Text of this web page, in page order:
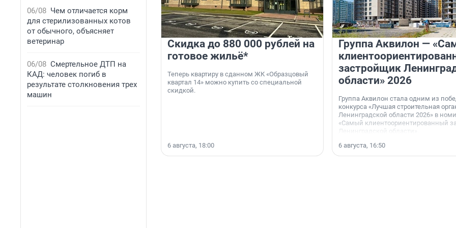
06/08 Чем отличается корм
для стерилизованных котов
от обычного, объясняет
ветеринар
06/08 Смертельное ДТП на
КАД: человек погиб в
результате столкновения трех
машин
Скидка до 880 000 рублей на
готовое жильё*
Теперь квартиру в сданном ЖК «Образцовый
квартал 14» можно купить со специальной
скидкой.
6 августа, 18:00
Группа Аквилон —
застройщик
области» 2026
Группа Аквилон стала одним из
конкурса «Лучшая строительная
Ленинградской области 2026» в
«Самый клиентоориентированный
Ленинградской области».
6 августа, 16:50